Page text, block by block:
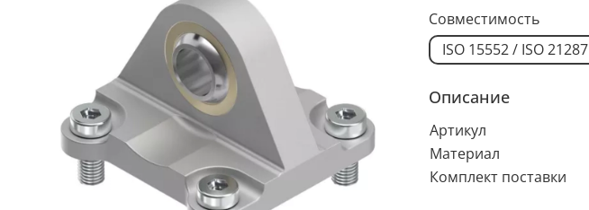
Совместимость
ISO 15552 / ISO 21287
Описание
Артикул
Материал
Комплект поставки